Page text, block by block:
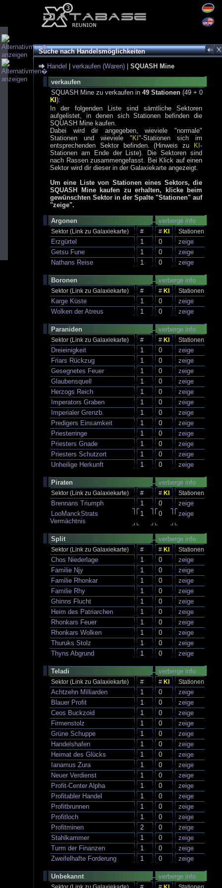
Suche nach Handelsmöglichkeiten
Handel
verkaufen (Waren) SQUASH Mine
verkaufen
SQUASH Mine zu verkaufen in 49 Stationen (49 + 0
KI ):
In der folgenden Liste sind sämtliche Sektoren
aufgelistet, in denen sich Stationen befinden die
SQUASH Mine kaufen.
Dabei wird dir angegeben, wieviele "normale"
Stationen und wieviele " KI "-Stationen sich im
entsprechenden Sektor befinden. (Hinweis zu
KI -
Stationen am Ende der Liste). Die Sektoren sind
nach Rassen zusammengefasst. Bei Klick auf einen
Sektor wird dir dieser in der Galaxiekarte angezeigt.
Um eine Liste von Stationen eines Sektors, die
SQUASH Mine kaufen zu erhalten, klicke beim
gewünschten Sektor in der Spalte "Stationen" auf
"zeige".
Argonen verberge info
Sektor (Link zu Galaxiekarte) # # KI Stationen
Erzgürtel 1 0
zeige
Getsu Fune
1 0
zeige
Nathans Reise
1 0 zeige
Boronen verberge info
Sektor (Link zu Galaxiekarte) # # KI Stationen
Karge Küste 1 0
zeige
Wolken der Atreus
1 0 zeige
Paraniden verberge info
Sektor (Link zu Galaxiekarte) # # KI Stationen
Dreieinigkeit 1 0
zeige
Friars Rückzug
1 0
zeige
Gesegnetes Feuer
1 0
zeige
Glaubensquell
1 0
zeige
Herzogs Reich
1 0
zeige
Imperators Graben
1 0
zeige
Imperialer Grenzb.
1 0
zeige
Predigers Einsamkeit
1 0
zeige
Priesterringe
1 0
zeige
Priesters Gnade
1 0
zeige
Priesters Schutzort
1 0
zeige
Unheilige Herkunft
1 0 zeige
Piraten verberge info
Sektor (Link zu Galaxiekarte) # # KI Stationen
Brennans Triumph 1 0
zeige
LooManckStrats
Vermächtnis
1 0 zeige
Split verberge info
Sektor (Link zu Galaxiekarte) # # KI Stationen
Chos Niederlage 1 0
zeige
Familie Njy
1 0
zeige
Familie Rhonkar
1 0
zeige
Familie Rhy
1 0
zeige
Ghinns Flucht
1 0
zeige
Heim des Patriarchen
1 0
zeige
Rhonkars Feuer
1 0
zeige
Rhonkars Wolken
1 0
zeige
Thuruks Stolz
1 0
zeige
Thyns Abgrund
1 0 zeige
Teladi verberge info
Sektor (Link zu Galaxiekarte) # # KI Stationen
Achtzehn Milliarden 1 0
zeige
Blauer Profit
1 0
zeige
Ceos Buckzoid
1 0
zeige
Firmenstolz
1 0
zeige
Grüne Schuppe
1 0
zeige
Handelshafen
1 0
zeige
Heimat des Glücks
1 0
zeige
Ianamus Zura
1 0
zeige
Neuer Verdienst
1 0
zeige
Profit-Center Alpha
1 0
zeige
Profitabler Handel
1 0
zeige
Profitbrunnen
1 0
zeige
Profitloch
1 0
zeige
Profitminen
2 0
zeige
Stahlkammer
1 0
zeige
Turm der Finanzen
1 0
zeige
Zweifelhafte Forderung
1 0 zeige
Unbekannt verberge info